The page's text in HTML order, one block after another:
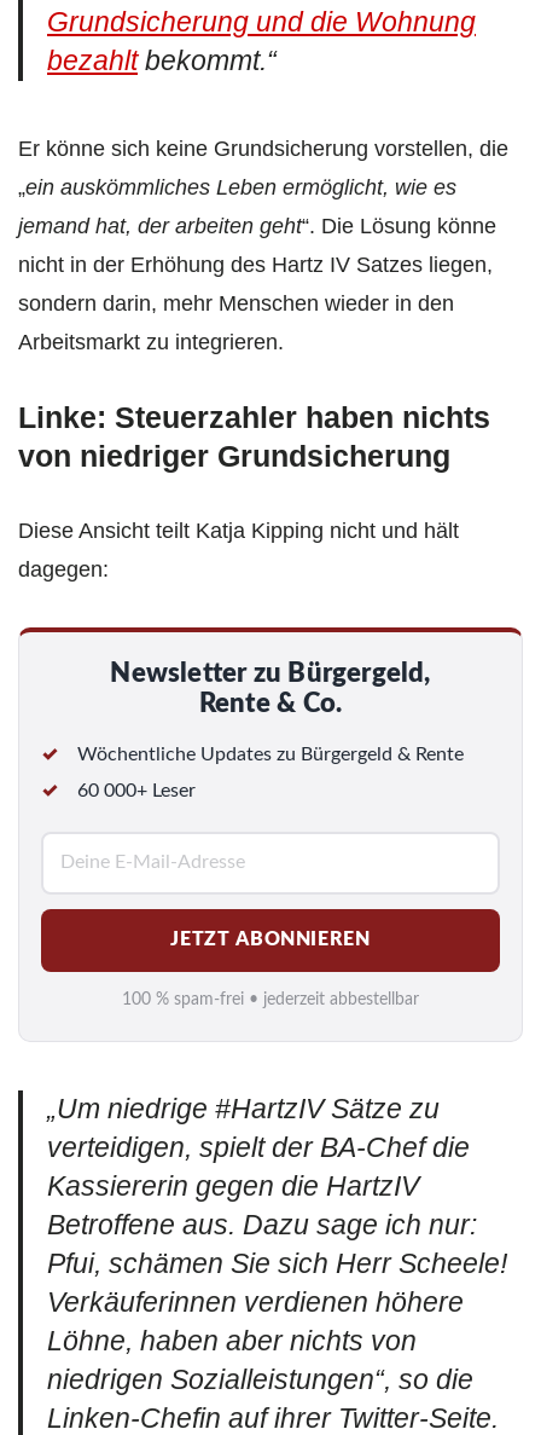
Grundsicherung und die Wohnung
bezahltbekommt.“
Er könne sich keine Grundsicherung vorstellen, die
„ein auskömmliches Leben ermöglicht, wie es
jemand hat, der arbeiten geht“. Die Lösung könne
nicht in der Erhöhung des Hartz IV Satzes liegen,
sondern darin, mehr Menschen wieder in den
Arbeitsmarkt zu integrieren.
Linke: Steuerzahler haben nichts
von niedriger Grundsicherung
Diese Ansicht teilt Katja Kipping nicht und hält
dagegen:
Newsletter zu Bürgergeld,
Rente & Co.
Wöchentliche Updates zu Bürgergeld & Rente
60 000+ Leser
M
a
i
l
*
JETZT ABONNIEREN
100 % spam-frei • jederzeit abbestellbar
„Um niedrige #HartzIV Sätze zu
verteidigen, spielt der BA-Chef die
Kassiererin gegen die HartzIV
Betroffene aus. Dazu sage ich nur:
Pfui, schämen Sie sich Herr Scheele!
Verkäuferinnen verdienen höhere
Löhne, haben aber nichts von
niedrigen Sozialleistungen“, so die
Linken-Chefin auf ihrer Twitter-Seite.